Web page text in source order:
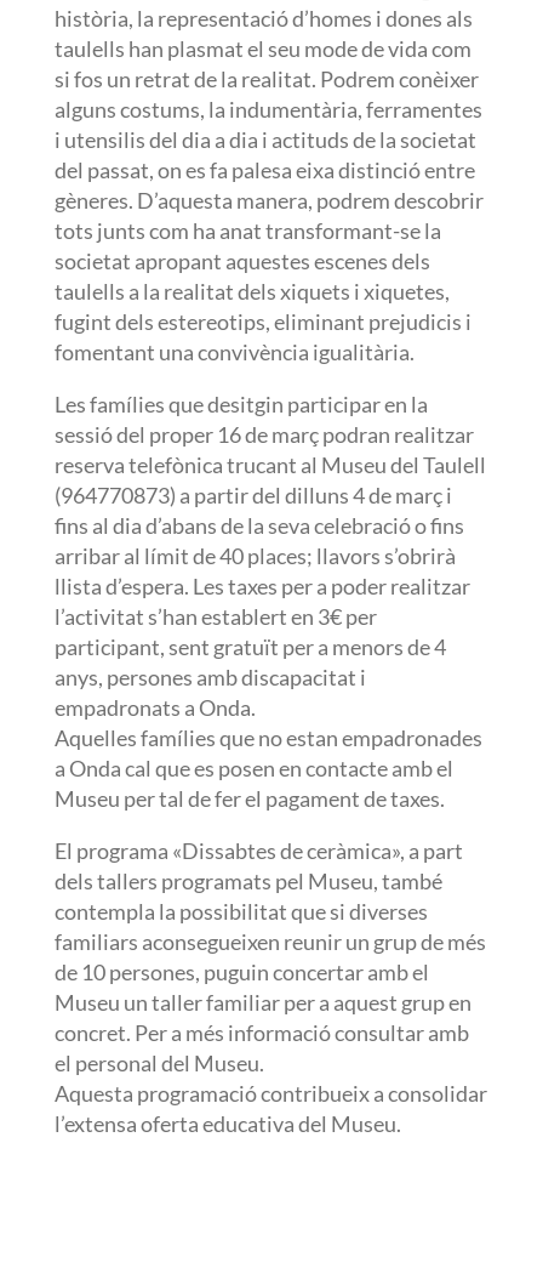
història, la representació d’homes i dones als
taulells han plasmat el seu mode de vida com
si fos un retrat de la realitat. Podrem conèixer
alguns costums, la indumentària, ferramentes
i utensilis del dia a dia i actituds de la societat
del passat, on es fa palesa eixa distinció entre
gèneres. D’aquesta manera, podrem descobrir
tots junts com ha anat transformant-se la
societat apropant aquestes escenes dels
taulells a la realitat dels xiquets i xiquetes,
fugint dels estereotips, eliminant prejudicis i
fomentant una convivència igualitària.
Les famílies que desitgin participar en la
sessió del proper 16 de març podran realitzar
reserva telefònica trucant al Museu del Taulell
(964770873) a partir del dilluns 4 de març i
fins al dia d’abans de la seva celebració o fins
arribar al límit de 40 places; llavors s’obrirà
llista d’espera. Les taxes per a poder realitzar
l’activitat s’han establert en 3€ per
participant, sent gratuït per a menors de 4
anys, persones amb discapacitat i
empadronats a Onda.
Aquelles famílies que no estan empadronades
a Onda cal que es posen en contacte amb el
Museu per tal de fer el pagament de taxes.
El programa «Dissabtes de ceràmica», a part
dels tallers programats pel Museu, també
contempla la possibilitat que si diverses
familiars aconsegueixen reunir un grup de més
de 10 persones, puguin concertar amb el
Museu un taller familiar per a aquest grup en
concret. Per a més informació consultar amb
el personal del Museu.
Aquesta programació contribueix a consolidar
l’extensa oferta educativa del Museu.